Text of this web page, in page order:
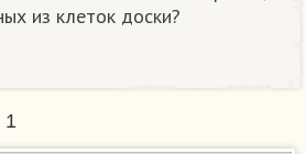
из клеток доски?​
1